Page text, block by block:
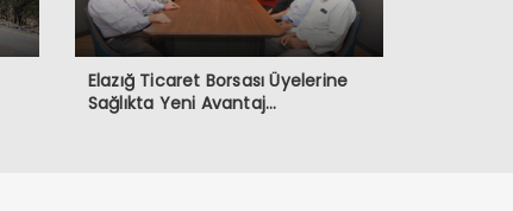
Elazığ Ticaret Borsası Üyelerine
Sağlıkta Yeni Avantaj…